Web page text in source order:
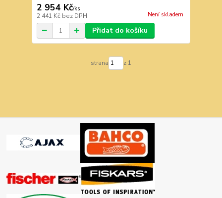
2 954 Kč/ks
2 441 Kč bez DPH Není skladem
Přidat do košíku
strana z 1